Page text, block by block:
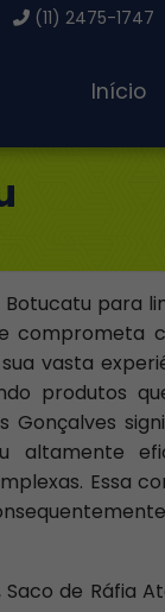
(11) 2475-1747
Início
para
comprometa
vasta
produtos
Gonçalves
altamente
Essa
de Ráfia